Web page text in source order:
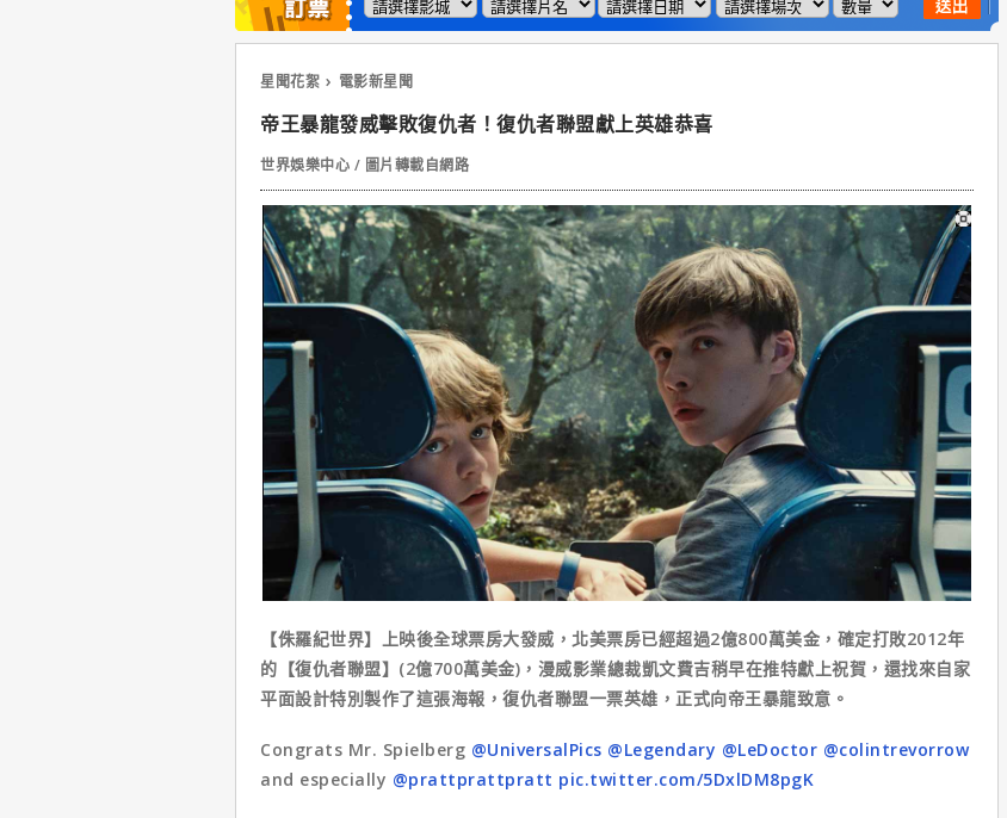
星聞花絮 電影新星聞
帝王暴龍發威擊敗復仇者！復仇者聯盟獻上英雄恭喜
世界娛樂中心 / 圖片轉載自網路
【侏羅紀世界】上映後全球票房大發威，北美票房已經超過2億800萬美金，確定打敗2012年
的【復仇者聯盟】(2億700萬美金)，漫威影業總裁凱文費吉稍早在推特獻上祝賀，還找來自家
平面設計特別製作了這張海報，復仇者聯盟一票英雄，正式向帝王暴龍致意。
Congrats Mr. Spielberg @UniversalPics @Legendary @LeDoctor @colintrevorrow
and especially @prattprattpratt pic.twitter.com/5DxlDM8pgK